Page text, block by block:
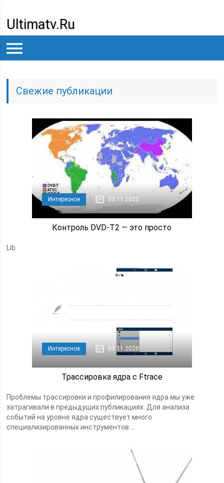
Ultimatv.ru
Свежие публикации
Интересное 03.11.2020
Контроль DVD-T2 — это просто
Lib
Интересное 03.11.2020
Трассировка ядра с Ftrace
Проблемы трассировки и профилирования ядра мы уже
затрагивали в предыдущих публикациях. Для анализа
событий на уровне ядра существует много
специализированных инструментов:...